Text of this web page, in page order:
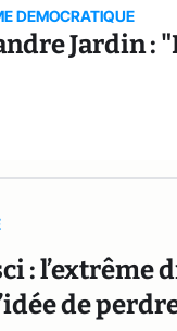
DEMOCRATIQUE
Jardin :
: l’extrême
de